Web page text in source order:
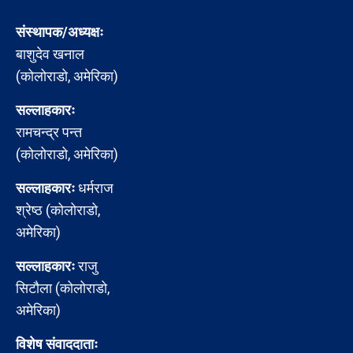
संस्थापक/अध्यक्षः
बाशुदेव खनाल
(कोलोराडो, अमेरिका)
सल्लाहकारः
रामचन्द्र पन्त
(कोलोराडो, अमेरिका)
सल्लाहकारःधर्मराज
श्रेष्ठ (कोलोराडो,
अमेरिका)
सल्लाहकारःराजु
सिटौला (कोलोराडो,
अमेरिका)
विशेष संवाददाताः